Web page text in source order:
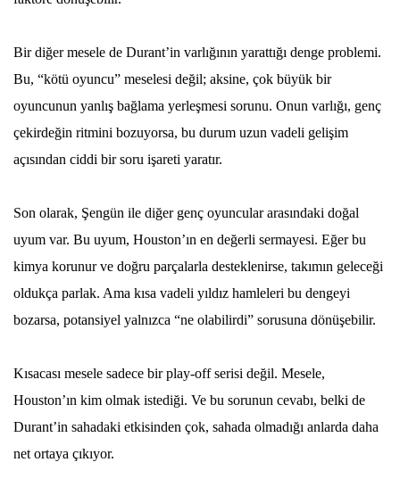
Bir diğer mesele de Durant’in varlığının yarattığı denge problemi.
Bu, “kötü oyuncu” meselesi değil; aksine, çok büyük bir
oyuncunun yanlış bağlama yerleşmesi sorunu. Onun varlığı, genç
çekirdeğin ritmini bozuyorsa, bu durum uzun vadeli gelişim
açısından ciddi bir soru işareti yaratır.
Son olarak, Şengün ile diğer genç oyuncular arasındaki doğal
uyum var. Bu uyum, Houston’ın en değerli sermayesi. Eğer bu
kimya korunur ve doğru parçalarla desteklenirse, takımın geleceği
oldukça parlak. Ama kısa vadeli yıldız hamleleri bu dengeyi
bozarsa, potansiyel yalnızca “ne olabilirdi” sorusuna dönüşebilir.
Kısacası mesele sadece bir play-off serisi değil. Mesele,
Houston’ın kim olmak istediği. Ve bu sorunun cevabı, belki de
Durant’in sahadaki etkisinden çok, sahada olmadığı anlarda daha
net ortaya çıkıyor.